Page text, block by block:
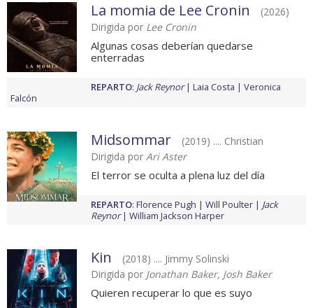
La momia de Lee Cronin
(2026)
Dirigida por Lee Cronin
Algunas cosas deberían quedarse
enterradas
REPARTO: Jack Reynor Laia Costa
Veronica
Falcón
Midsommar
(2019) .... Christian
Dirigida por Ari Aster
El terror se oculta a plena luz del día
REPARTO: Florence Pugh Will Poulter
Jack
Reynor
William Jackson Harper
Kin
(2018) .... Jimmy Solinski
Dirigida por Jonathan Baker, Josh Baker
Quieren recuperar lo que es suyo